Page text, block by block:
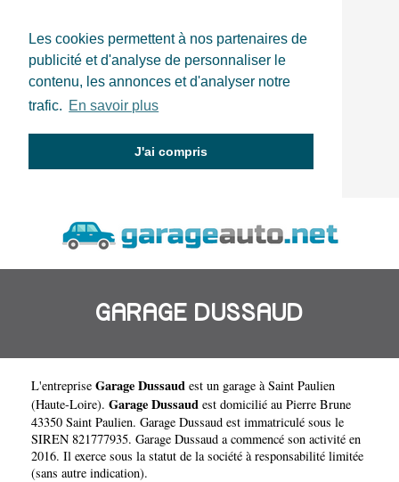
Les cookies permettent à nos partenaires de
publicité et d'analyse de personnaliser le
contenu, les annonces et d'analyser notre
trafic. En savoir plus
J'ai compris
GARAGE DUSSAUD
L'entreprise Garage Dussaud est un garage à Saint Paulien
(Haute-Loire). Garage Dussaud est domicilié au Pierre Brune
43350 Saint Paulien. Garage Dussaud est immatriculé sous le
SIREN 821777935. Garage Dussaud a commencé son activité en
2016. Il exerce sous la statut de la société à responsabilité limitée
(sans autre indication).